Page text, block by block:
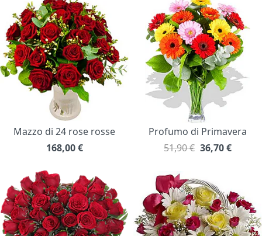
Mazzo di 24 rose rosse
168,00 €
Profumo di Primavera
51,90 € 36,70€